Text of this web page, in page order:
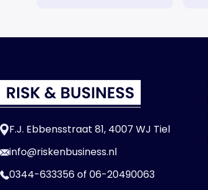
F.J. Ebbensstraat 81, 4007 WJ Tiel
info@riskenbusiness.nl
0344-633356of 06-20490063